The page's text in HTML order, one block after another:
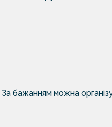
бажанням можна